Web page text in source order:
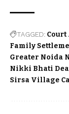
TAGGED:
Family
Greater Noida
Nikki Bhati
Sirsa Village